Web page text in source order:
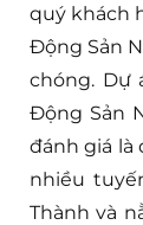
quý khách
Động Sản
chóng. Dự
Động Sản
đánh giá là
nhiều
Thành và